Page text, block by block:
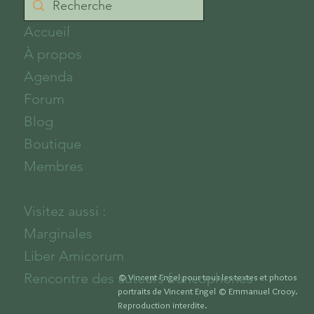
© Vincent Engel pour tous les textes et photos
portraits de Vincent Engel © Emmanuel Crooy.
Reproduction interdite.
Accueil
À propos
Agenda
Forum
Blog
Boutique
Membres
Visitez aussi :
Marginales
Liber Amicorum
Rencontre des auteurs francophones